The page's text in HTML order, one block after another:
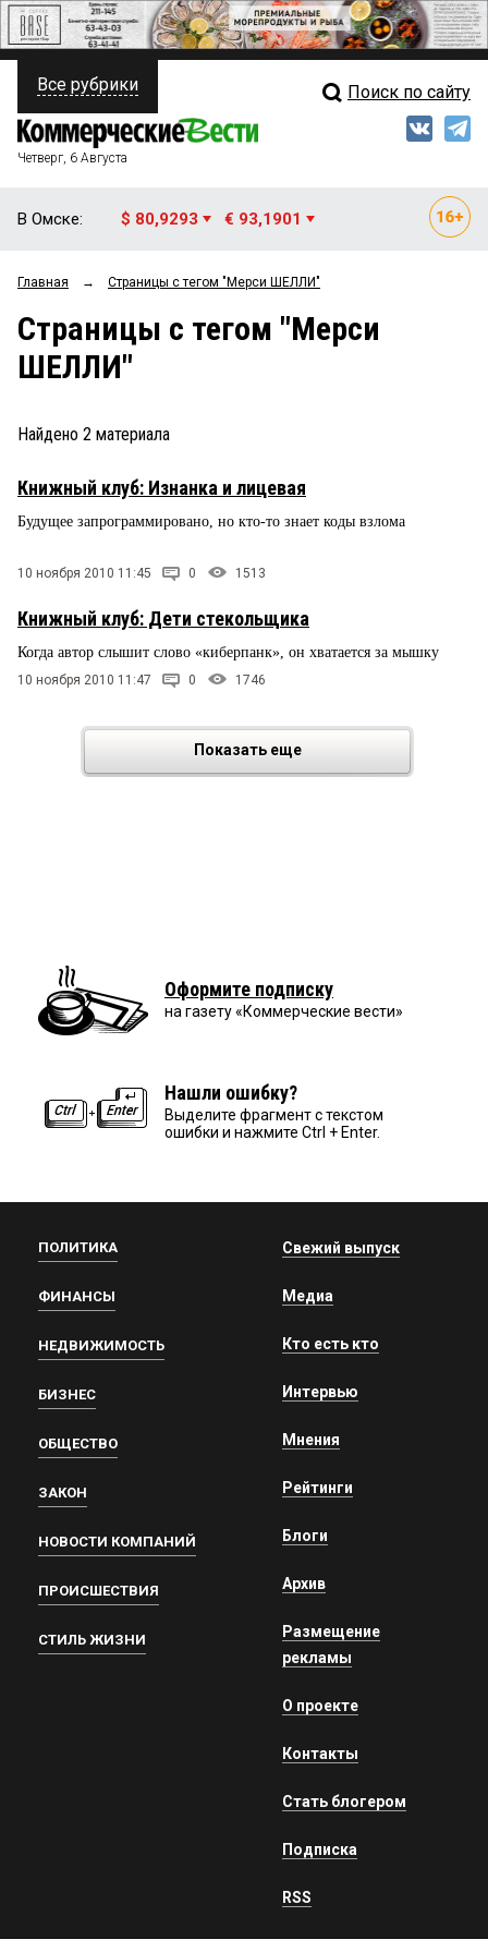
ПОЛИТИКА
ФИНАНСЫ
ОБЩЕСТВО
ЗАКОН
ПРОИСШЕСТВИЯ
СТИЛЬ ЖИЗНИ
Свежий выпуск
Мнения
Рейтинги
Все рубрики Поиск по сайту
Четверг, 6 Августа
В Омске: $ 80,9293 € 93,1901
Главная → Страницы c тегом "Мерси ШЕЛЛИ"
Страницы c тегом "Мерси
ШЕЛЛИ"
Найдено 2 материала
Книжный клуб: Изнанка и лицевая
Будущее запрограммировано, но кто-то знает коды взлома
10 ноября 2010 11:45 0 1513
Книжный клуб: Дети стекольщика
Когда автор слышит слово «киберпанк», он хватается за мышку
10 ноября 2010 11:47 0 1746
Показать еще
Оформите подписку
на газету «Коммерческие вести»
Нашли ошибку?
Выделите фрагмент с текстом
ошибки и нажмите Ctrl + Enter.
ПОЛИТИКА
ФИНАНСЫ
НЕДВИЖИМОСТЬ
БИЗНЕС
ОБЩЕСТВО
ЗАКОН
НОВОСТИ КОМПАНИЙ
ПРОИСШЕСТВИЯ
СТИЛЬ ЖИЗНИ
Свежий выпуск
Медиа
Кто есть кто
Интервью
Мнения
Рейтинги
Блоги
Архив
Размещение
рекламы
О проекте
Контакты
Стать блогером
Подписка
RSS